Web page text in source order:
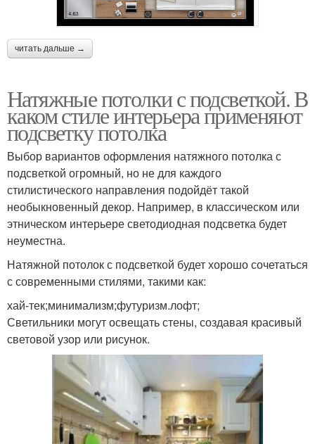
читать дальше →
Натяжные потолки с подсветкой. В
каком стиле интерьера применяют
подсветку потолка
Выбор вариантов оформления натяжного потолка с
подсветкой огромный, но не для каждого
стилистического направления подойдёт такой
необыкновенный декор. Например, в классическом или
этническом интерьере светодиодная подсветка будет
неуместна.
Натяжной потолок с подсветкой будет хорошо сочетаться
с современными стилями, такими как:
хай-тек;минимализм;футуризм.лофт;
Светильники могут освещать стены, создавая красивый
световой узор или рисунок.